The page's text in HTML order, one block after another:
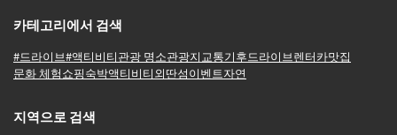
카테고리에서 검색
#드라이브#액티비티관광 명소관광지교통기후드라이브렌터카맛집
문화 체험쇼핑숙박액티비티외딴섬이벤트자연
지역으로 검색